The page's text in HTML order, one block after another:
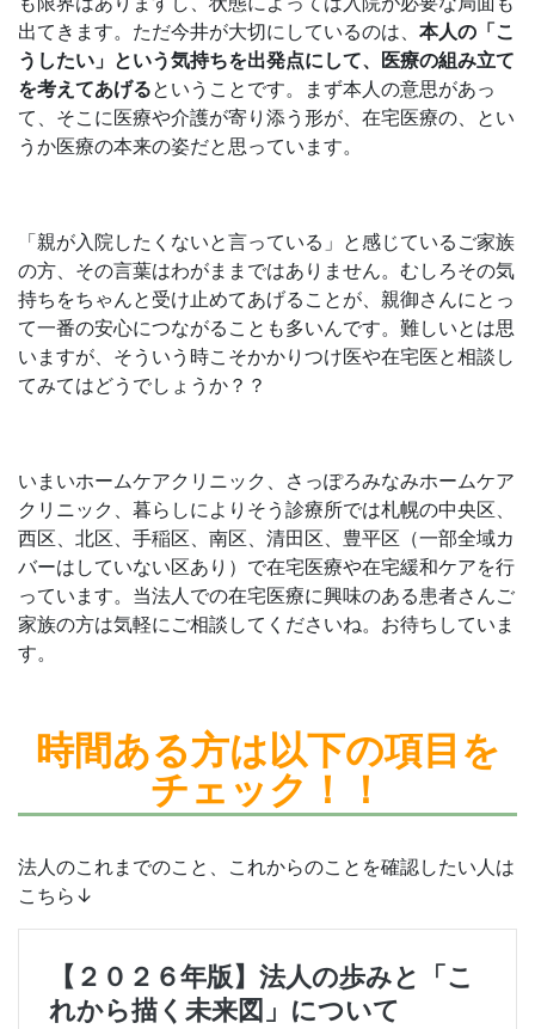
出てきます。ただ今井が大切にしているのは、 本人の「こ
うしたい」という気持ちを出発点にして、医療の組み立て
を考えてあげるということです。まず本人の意思があっ
て、そこに医療や介護が寄り添う形が、在宅医療の、とい
うか医療の本来の姿だと思っています。
「親が入院したくないと言っている」と感じているご家族
の方、その言葉はわがままではありません。むしろその気
持ちをちゃんと受け止めてあげることが、親御さんにとっ
て一番の安心につながることも多いんです。難しいとは思
いますが、そういう時こそかかりつけ医や在宅医と相談し
てみてはどうでしょうか？？
いまいホームケアクリニック、さっぽろみなみホームケア
クリニック、暮らしによりそう診療所では札幌の中央区、
西区、北区、手稲区、南区、清田区、豊平区（一部全域カ
バーはしていない区あり）で在宅医療や在宅緩和ケアを行
っています。当法人での在宅医療に興味のある患者さんご
家族の方は気軽にご相談してくださいね。お待ちしていま
す。
時間ある方は以下の項目を
チェック！！
法人のこれまでのこと、これからのことを確認したい人は
こちら↓